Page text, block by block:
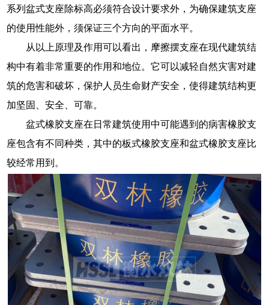
系列盆式支座除标高必须符合设计要求外，为确保建筑支座
的使用性能外，须保证三个方向的平面水平。
从以上原理及作用可以看出，摩擦摆支座在现代建筑结
构中有着非常重要的作用和地位。它可以减轻自然灾害对建
筑的危害和破坏，保护人员生命财产安全，使得建筑结构更
加坚固、安全、可靠。
盆式橡胶支座在日常建筑使用中可能遇到的病害橡胶支
座包含有不同种类，其中的板式橡胶支座和盆式橡胶支座比
较经常用到。